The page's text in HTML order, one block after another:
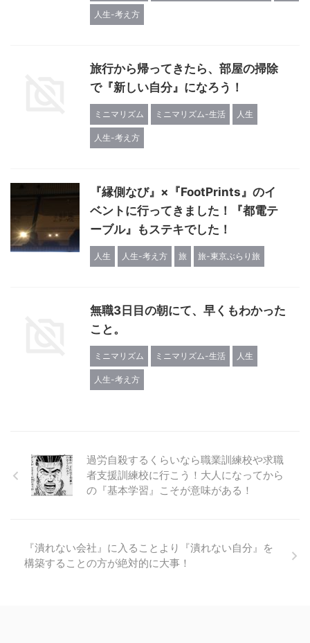
人生-考え方
旅行から帰ってきたら、部屋の掃除
で『新しい自分』になろう！
ミニマリズム ミニマリズム-生活 人生
人生-考え方
『縁側なび』×『FootPrints』のイ
ベントに行ってきました！『都電テ
ーブル』もステキでした！
人生 人生-考え方 旅 旅-東京ぶらり旅
無職3日目の朝にて、早くもわかった
こと。
ミニマリズム ミニマリズム-生活 人生
人生-考え方
過労自殺するくらいなら職業訓練校や求職
者支援訓練校に行こう！大人になってから
の『基本学習』こそが意味がある！
『潰れない会社』に入ることより『潰れない自分』を
構築することの方が絶対的に大事！